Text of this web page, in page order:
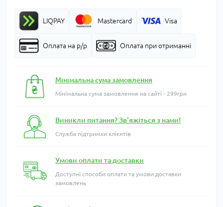
LIQPAY Mastercard Visa
Оплата на р/р Оплата при отриманні
Мінімальна сума замовлення
Мінімальна сума замовлення на сайті - 299грн
Виникли питання? Зв'яжіться з нами!
Служба підтримки клієнтів
Умови оплати та доставки
Доступні способи оплати та умови доставки
замовлень